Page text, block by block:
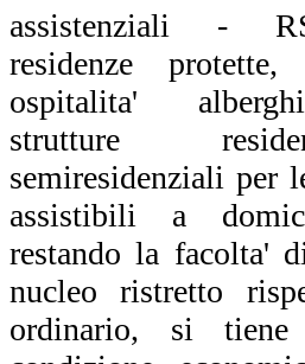
assistenziali -
residenze
ospitalita'
strutture
semiresidenziali per
assistibili a
restando la facolta'
nucleo ristretto
ordinario, si